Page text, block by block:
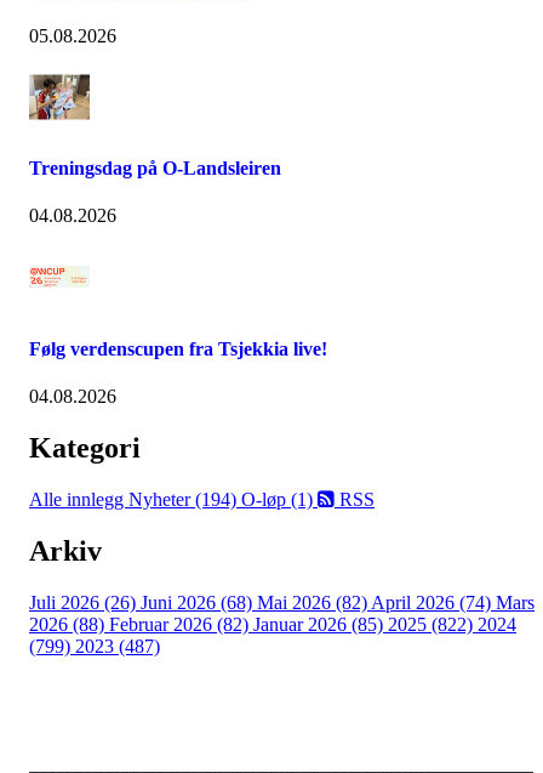
05.08.2026
Treningsdag på O-Landsleiren
04.08.2026
Følg verdenscupen fra Tsjekkia live!
04.08.2026
Kategori
Alle innlegg Nyheter (194) O-løp (1) RSS
Arkiv
Juli 2026 (26) Juni 2026 (68) Mai 2026 (82) April 2026 (74) Mars
2026 (88) Februar 2026 (82) Januar 2026 (85) 2025 (822) 2024
(799) 2023 (487)